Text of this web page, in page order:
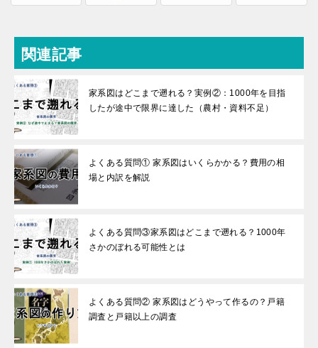
関連記事
家系図はどこまで遡れる？実例②：1000年を目指
したが途中で限界に達した（農村・資料不足）
よくある質問① 家系図はいくらかかる？費用の相
場と内訳を解説
よくある質問③家系図はどこまで遡れる？1000年
さかのぼれる可能性とは
よくある質問② 家系図はどうやって作るの？戸籍
調査と戸籍以上の調査